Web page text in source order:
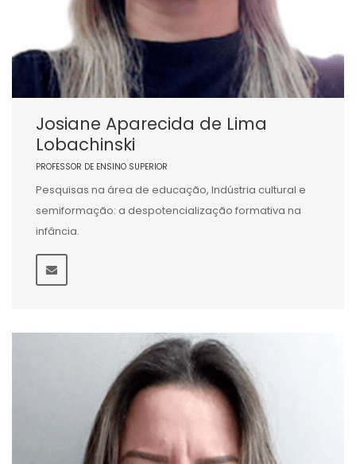
Josiane Aparecida de Lima
Lobachinski
PROFESSOR DE ENSINO SUPERIOR
Pesquisas na área de educação, Indústria cultural e
semiformação: a despotencialização formativa na
infância.